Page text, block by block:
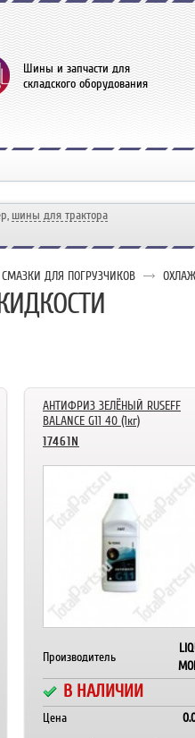
Шины и запчасти для
складского оборудования
шины для трактора
ДЛЯ ПОГРУЗЧИКОВ
АНТИФРИЗ ЗЕЛЁНЫЙ RUSEFF
BALANCE G11 40 (1кг)
17461N
Производитель
В НАЛИЧИИ
Цена